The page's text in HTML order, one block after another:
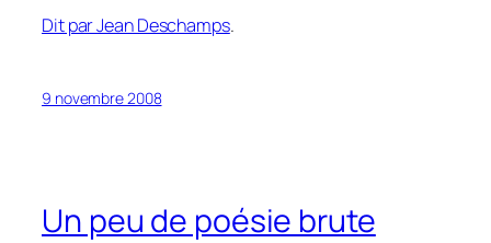
Dit par Jean Deschamps.
9 novembre 2008
Un peu de poésie brute